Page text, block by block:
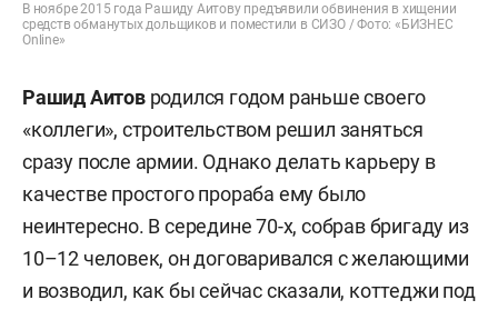
В ноябре 2015 года Рашиду Аитову предъявили обвинения в хищении
средств обманутых дольщиков и поместили в СИЗО / Фото: «БИЗНЕС
Online»
Рашид Аитовродился годом раньше своего
«коллеги», строительством решил заняться
сразу после армии. Однако делать карьеру в
качестве простого прораба ему было
неинтересно. В середине 70-х, собрав бригаду из
10–12 человек, он договаривался с желающими
и возводил, как бы сейчас сказали, коттеджи под